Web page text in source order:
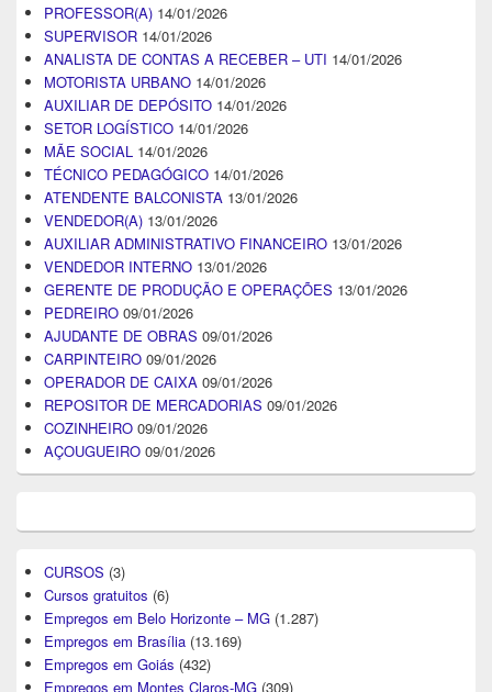
PROFESSOR(A) 14/01/2026
SUPERVISOR 14/01/2026
ANALISTA DE CONTAS A RECEBER – UTI 14/01/2026
MOTORISTA URBANO 14/01/2026
AUXILIAR DE DEPÓSITO 14/01/2026
SETOR LOGÍSTICO 14/01/2026
MÃE SOCIAL 14/01/2026
TÉCNICO PEDAGÓGICO 14/01/2026
ATENDENTE BALCONISTA 13/01/2026
VENDEDOR(A) 13/01/2026
AUXILIAR ADMINISTRATIVO FINANCEIRO 13/01/2026
VENDEDOR INTERNO 13/01/2026
GERENTE DE PRODUÇÃO E OPERAÇÕES 13/01/2026
PEDREIRO 09/01/2026
AJUDANTE DE OBRAS 09/01/2026
CARPINTEIRO 09/01/2026
OPERADOR DE CAIXA 09/01/2026
REPOSITOR DE MERCADORIAS 09/01/2026
COZINHEIRO 09/01/2026
AÇOUGUEIRO 09/01/2026
CURSOS (3)
Cursos gratuitos (6)
Empregos em Belo Horizonte – MG (1.287)
Empregos em Brasília (13.169)
Empregos em Goiás (432)
Empregos em Montes Claros-MG (309)